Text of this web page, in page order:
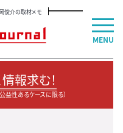
俊介の取材メモ
報求む！
益性あるケースに限る）
MENU